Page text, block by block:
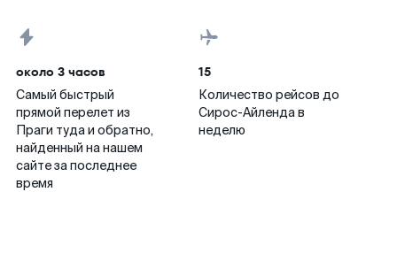
около 3 часов
Самый быстрый
прямой перелет из
Праги туда и обратно,
найденный на нашем
сайте за последнее
время
15
Количество рейсов до
Сирос-Айленда в
неделю